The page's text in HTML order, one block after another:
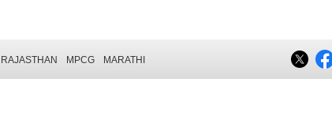
RAJASTHAN MPCG MARATHI